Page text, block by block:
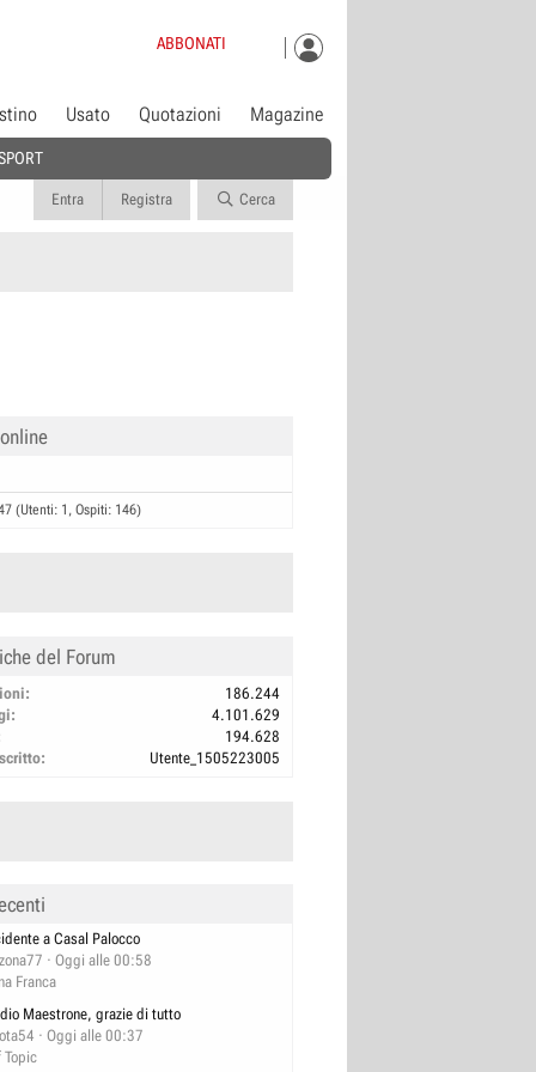
ABBONATI
Usato Quotazioni Magazine
Entra Registra Cerca
(Utenti: 1, Ospiti: 146)
del Forum
186.244
4.101.629
194.628
Utente_1505223005
a Casal Palocco
Oggi alle 00:58
Franca
Maestrone, grazie di tutto
Oggi alle 00:37
Topic